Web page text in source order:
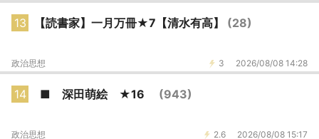
13 【読書家】一月万冊★7【清水有高】 (28)
3 2026/08/08 14:28
政治思想
14 ■ 深田萌絵 ★16 (943)
2.6 2026/08/08 15:17
政治思想